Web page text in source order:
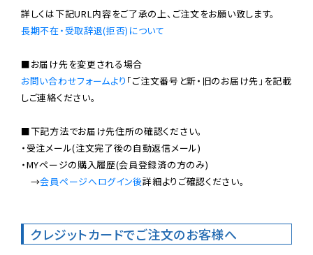
長期不在・受取辞退(拒否)について
お問い合わせフォームより 「ご注文番号と新・旧のお届け先」を記載
しご連絡ください。
■下記方法でお届け先住所の確認ください。
・受注メール(注文完了後の自動返信メール)
・MYページの購入履歴(会員登録済の方のみ)
→会員ページへログイン後詳細よりご確認ください。
クレジットカードでご注文のお客様へ